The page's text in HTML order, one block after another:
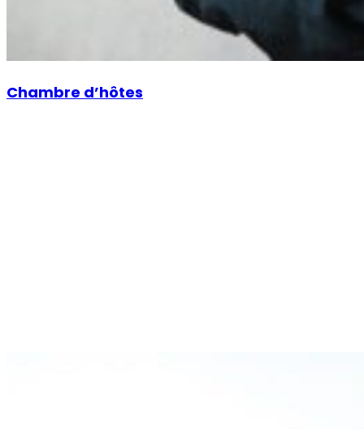
Chambre d’hôtes